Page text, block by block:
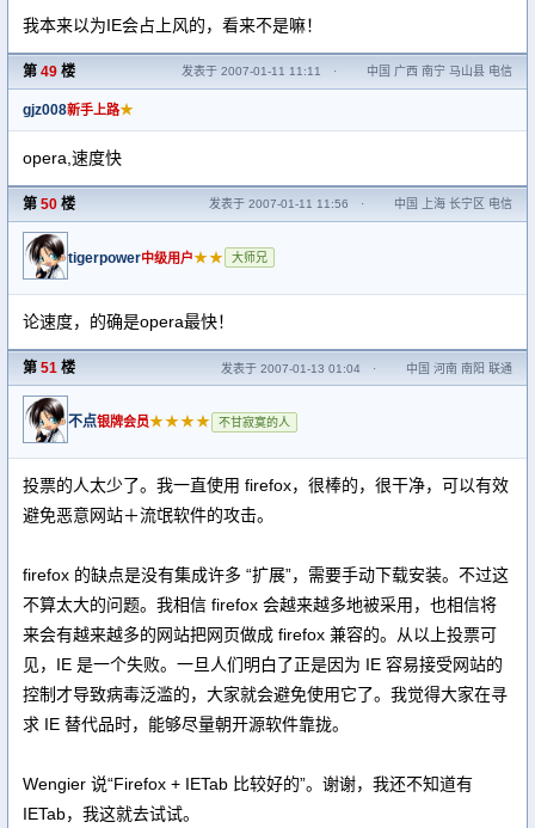
我本来以为IE会占上风的，看来不是嘛！
第 49 楼 发表于 2007-01-11 11:11 · 中国 广西 南宁 马山县 电信
gjz008新手上路★
opera,速度快
第 50 楼 发表于 2007-01-11 11:56 · 中国 上海 长宁区 电信
tigerpower中级用户★★ 大师兄
论速度，的确是opera最快！
第 51 楼 发表于 2007-01-13 01:04 · 中国 河南 南阳 联通
不点银牌会员★★★★ 不甘寂寞的人
投票的人太少了。我一直使用 firefox，很棒的，很干净，可以有效
避免恶意网站＋流氓软件的攻击。
firefox 的缺点是没有集成许多 “扩展”，需要手动下载安装。不过这
不算太大的问题。我相信 firefox 会越来越多地被采用，也相信将
来会有越来越多的网站把网页做成 firefox 兼容的。从以上投票可
见，IE 是一个失败。一旦人们明白了正是因为 IE 容易接受网站的
控制才导致病毒泛滥的，大家就会避免使用它了。我觉得大家在寻
求 IE 替代品时，能够尽量朝开源软件靠拢。
Wengier 说“Firefox + IETab 比较好的”。谢谢，我还不知道有
IETab，我这就去试试。